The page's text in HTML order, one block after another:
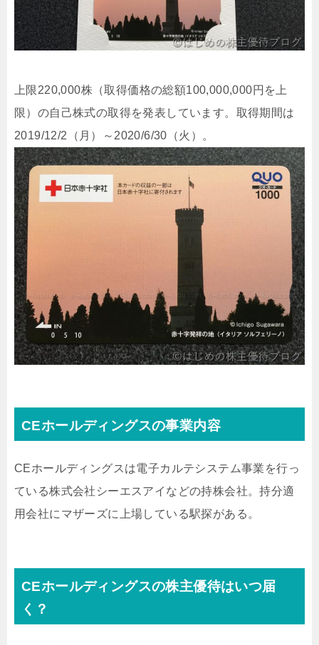
上限220,000株（取得価格の総額100,000,000円を上
限）の自己株式の取得を発表しています。取得期間は
2019/12/2（月）～2020/6/30（火）。
CEホールディングスの事業内容
CEホールディングスは電子カルテシステム事業を行っ
ている株式会社シーエスアイなどの持株会社。持分適
用会社にマザーズに上場している駅探がある。
CEホールディングスの株主優待はいつ届
く？